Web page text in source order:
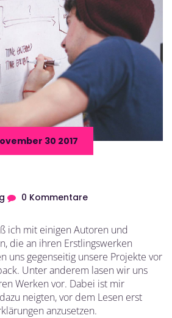
30 2017
0 Kommentare
ich mit einigen Autoren und
die an ihren Erstlingswerken
uns gegenseitig unsere Projekte vor
Unter anderem lasen wir uns
Werken vor. Dabei ist mir
neigten, vor dem Lesen erst
anzusetzen.